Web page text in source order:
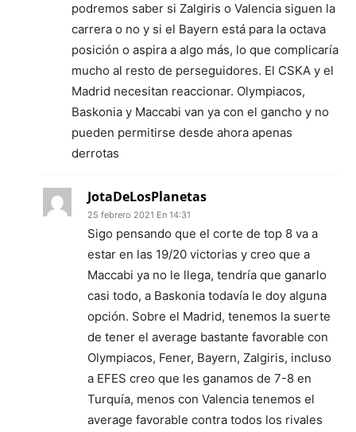
podremos saber si Zalgiris o Valencia siguen la
carrera o no y si el Bayern está para la octava
posición o aspira a algo más, lo que complicaría
mucho al resto de perseguidores. El CSKA y el
Madrid necesitan reaccionar. Olympiacos,
Baskonia y Maccabi van ya con el gancho y no
pueden permitirse desde ahora apenas
derrotas
JotaDeLosPlanetas
25 febrero 2021 En 14:31
Sigo pensando que el corte de top 8 va a
estar en las 19/20 victorias y creo que a
Maccabi ya no le llega, tendría que ganarlo
casi todo, a Baskonia todavía le doy alguna
opción. Sobre el Madrid, tenemos la suerte
de tener el average bastante favorable con
Olympiacos, Fener, Bayern, Zalgiris, incluso
a EFES creo que les ganamos de 7-8 en
Turquía, menos con Valencia tenemos el
average favorable contra todos los rivales